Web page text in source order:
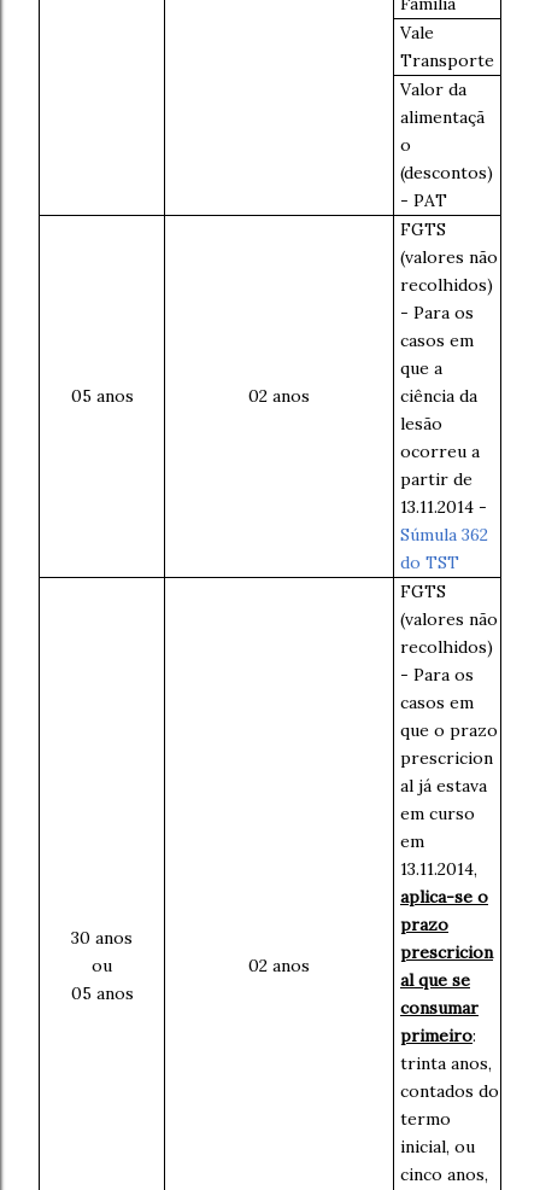
Vale
Transporte
Valor da
alimentaçã
o
(descontos)
- PAT
05 anos 02 anos
FGTS
(valores não
recolhidos)
- Para os
casos em
que a
ciência da
lesão
ocorreu a
partir de
13.11.2014 -
Súmula 362
do TST
30 anos
ou
05 anos
02 anos
FGTS
(valores não
recolhidos)
- Para os
casos em
que o prazo
prescricion
al já estava
em curso
em
13.11.2014,
aplica-se o
prazo
prescricion
al que se
consumar
primeiro:
trinta anos,
contados do
termo
inicial, ou
cinco anos,